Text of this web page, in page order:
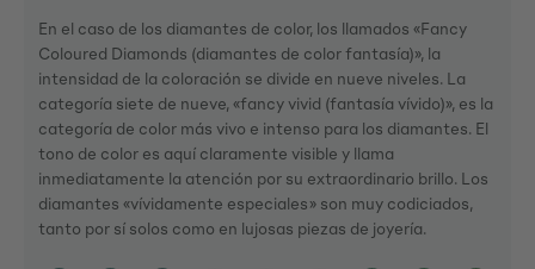
En el caso de los diamantes de color, los llamados «Fancy
Coloured Diamonds (diamantes de color fantasía)», la
intensidad de la coloración se divide en nueve niveles. La
categoría siete de nueve, «fancy vivid (fantasía vívido)», es la
categoría de color más vivo e intenso para los diamantes. El
tono de color es aquí claramente visible y llama
inmediatamente la atención por su extraordinario brillo. Los
diamantes «vívidamente especiales» son muy codiciados,
tanto por sí solos como en lujosas piezas de joyería.